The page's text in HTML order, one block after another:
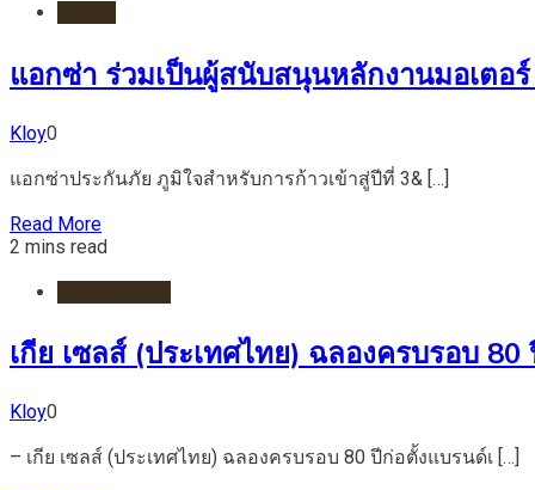
แอกซ่า ร่วมเป็นผู้สนับสนุนหลักงานมอเตอ
Kloy0
แอกซ่าประกันภัย ภูมิใจสำหรับการก้าวเข้าสู่ปีที่ 3& […]
Read More
2 mins read
เกีย เซลส์ (ประเทศไทย) ฉลองครบรอบ
Kloy0
– เกีย เซลส์ (ประเทศไทย) ฉลองครบรอบ 80 ปีก่อตั้งแบรนด์เ […]